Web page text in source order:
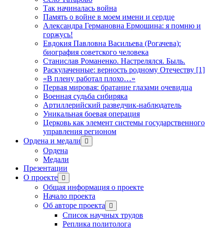
Так начиналась война
Память о войне в моем имени и сердце
Александра Германовна Ермошина: я помню и
горжусь!
Евдокия Павловна Васильева (Рогачева):
биография советского человека
Станислав Романенко. Настрелялся. Быль.
Раскулаченные: верность родному Отечеству [1]
«В плену работал плохо…»
Первая мировая: братание глазами очевидца
Военная судьба сибиряка
Артиллерийский разведчик-наблюдатель
Уникальная боевая операция
Церковь как элемент системы государственного
управления регионом
Ордена и медали
открыть
меню
Ордена
Медали
Презентации
О проекте открыть
меню
Общая информация о проекте
Начало проекта
Об авторе проекта
открыть
меню
Список научных трудов
Реплика политолога